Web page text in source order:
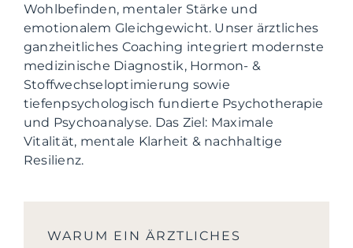
Wohlbefinden, mentaler Stärke und
emotionalem Gleichgewicht. Unser ärztliches
ganzheitliches Coaching integriert modernste
medizinische Diagnostik, Hormon- &
Stoffwechseloptimierung sowie
tiefenpsychologisch fundierte Psychotherapie
und Psychoanalyse. Das Ziel: Maximale
Vitalität, mentale Klarheit & nachhaltige
Resilienz.
WARUM EIN ÄRZTLICHES